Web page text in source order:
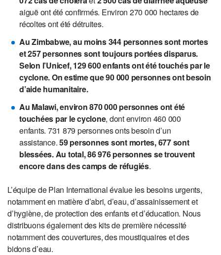
aiguë ont été confirmés. Environ 270 000 hectares de
récoltes ont été détruites.
Au Zimbabwe, au moins 344 personnes sont mortes
et 257 personnes sont toujours portées disparus.
Selon l’Unicef, 129 600 enfants ont été touchés par le
cyclone. On estime que 90 000 personnes ont besoin
d’aide humanitaire.
Au Malawi, environ 870 000 personnes ont été
touchées par le cyclone, dont environ 460 000
enfants. 731 879 personnes onts besoin d’un
assistance.59 personnes sont mortes, 677 sont
blessées. Au total, 86 976 personnes se trouvent
encore dans des camps de réfugiés.
L’équipe de Plan International évalue les besoins urgents,
notamment en matière d’abri, d’eau, d’assainissement et
d’hygiène, de protection des enfants et d’éducation. Nous
distribuons également des kits de première nécessité
notamment des couvertures, des moustiquaires et des
bidons d’eau.